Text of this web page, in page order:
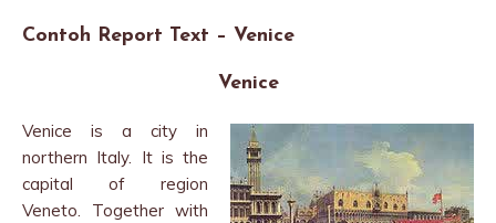
Contoh Report Text – Venice
Venice
Venice is a city in
northern Italy. It is the
capital of region
Veneto. Together with